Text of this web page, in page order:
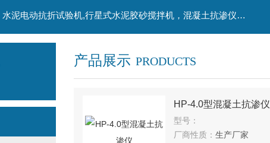
主营产品：混凝土钻孔取芯机，水泥电动抗折试验机,行星式水泥胶砂搅拌机，混凝土抗渗仪，水泥胶砂振实台，水泥净浆搅拌机，水泥细度负压筛析仪,混凝土含气量测定仪,混凝土振动台
产品展示 PRODUCTS
HP-4.0型混凝土抗渗仪
型号：
厂商性质： 生产厂家